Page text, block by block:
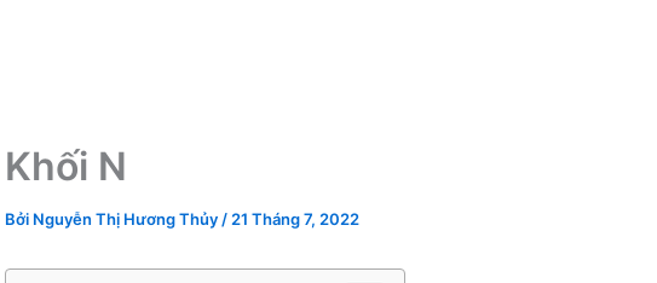
Khối N
Bởi Nguyễn Thị Hương Thủy / 21 Tháng 7, 2022